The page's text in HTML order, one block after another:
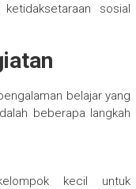
sosial
belajar yang
beberapa langkah
kecil untuk